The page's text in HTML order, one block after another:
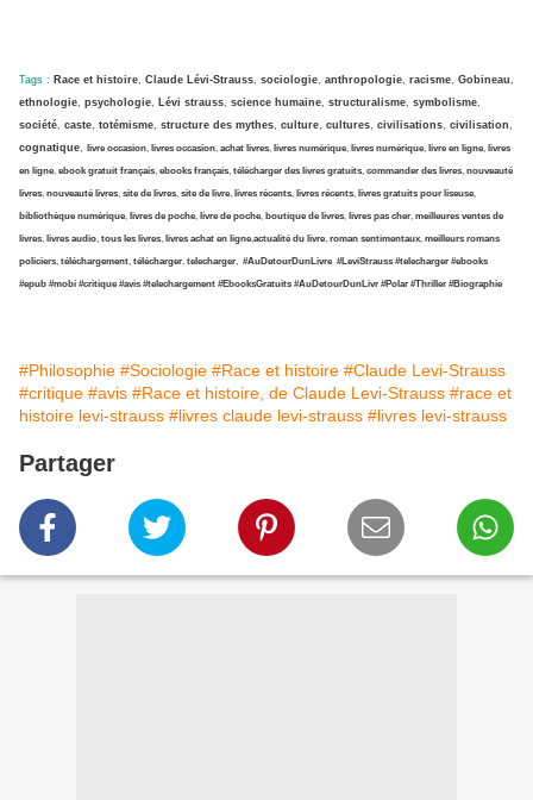
Tags : Race et histoire, Claude Lévi-Strauss, sociologie, anthropologie, racisme, Gobineau,
ethnologie, psychologie, Lévi strauss, science humaine, structuralisme, symbolisme,
société, caste, totémisme, structure des mythes, culture, cultures, civilisations, civilisation,
cognatique, livre occasion, livres occasion, achat livres, livres numérique, livres numérique, livre en ligne, livres
en ligne, ebook gratuit français, ebooks français, télécharger des livres gratuits, commander des livres, nouveauté
livres, nouveauté livres, site de livres, site de livre, livres récents, livres récents, livres gratuits pour liseuse,
bibliothèque numérique, livres de poche, livre de poche, boutique de livres, livres pas cher, meilleures ventes de
livres, livres audio, tous les livres, livres achat en ligne,actualité du livre, roman sentimentaux, meilleurs romans
policiers, téléchargement, télécharger, telecharger, #AuDetourDunLivre #LeviStrauss #telecharger #ebooks
#epub #mobi #critique #avis #telechargement #EbooksGratuits #AuDetourDunLivr #Polar #Thriller #Biographie
#Philosophie #Sociologie #Race et histoire #Claude Levi-Strauss
#critique #avis #Race et histoire, de Claude Levi-Strauss #race et
histoire levi-strauss #livres claude levi-strauss #livres levi-strauss
Partager